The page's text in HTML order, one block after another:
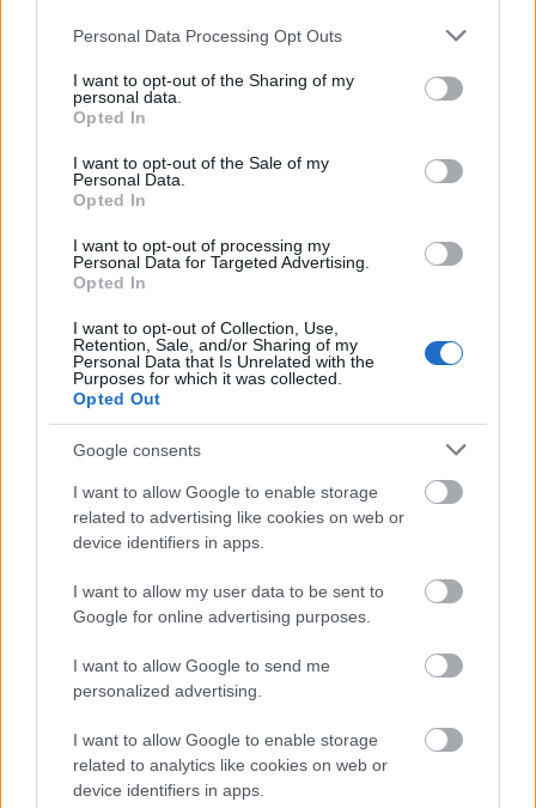
Please note that this website/app uses one or more Google
not limited to your visit or usage behaviour. You may click to
grant or deny consent to Google and its third-party tags to
use your data for below specified purposes in below Google
consent section.
Personal Data Processing Opt Outs
I want to opt-out of the Sharing of my
personal data.
Opted In
I want to opt-out of the Sale of my
Personal Data.
Opted In
I want to opt-out of processing my
Personal Data for Targeted Advertising.
Opted In
I want to opt-out of Collection, Use,
Retention, Sale, and/or Sharing of my
Personal Data that Is Unrelated with the
Purposes for which it was collected.
Opted Out
Google consents
I want to allow Google to enable storage
related to advertising like cookies on web or
device identifiers in apps.
I want to allow my user data to be sent to
Google for online advertising purposes.
I want to allow Google to send me
personalized advertising.
I want to allow Google to enable storage
related to analytics like cookies on web or
device identifiers in apps.
Meghalt Peter Green, a Fleetwood
Mac gitárosa
•2020. július 26.
73 évesen elhunyt Peter Green, a Fleetwood Mac
társalapító-gitárosa. A zenészt július 25-én,
Időtlen és kortalan nyári poplemez.
Haim: Women in Music Pt III